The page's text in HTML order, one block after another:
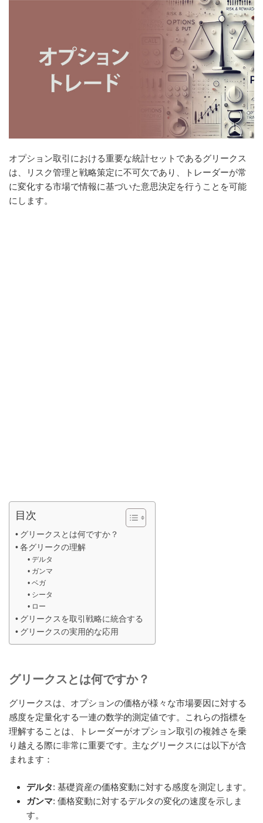
オプション取引における重要な統計セットであるグリークス
は、リスク管理と戦略策定に不可欠であり、トレーダーが常
に変化する市場で情報に基づいた意思決定を行うことを可能
にします。
目次
グリークスとは何ですか？
各グリークの理解
デルタ
ガンマ
ベガ
シータ
ロー
グリークスを取引戦略に統合する
グリークスの実用的な応用
グリークスとは何ですか？
グリークスは、オプションの価格が様々な市場要因に対する
感度を定量化する一連の数学的測定値です。これらの指標を
理解することは、トレーダーがオプション取引の複雑さを乗
り越える際に非常に重要です。主なグリークスには以下が含
まれます：
デルタ: 基礎資産の価格変動に対する感度を測定します。
ガンマ: 価格変動に対するデルタの変化の速度を示しま
す。